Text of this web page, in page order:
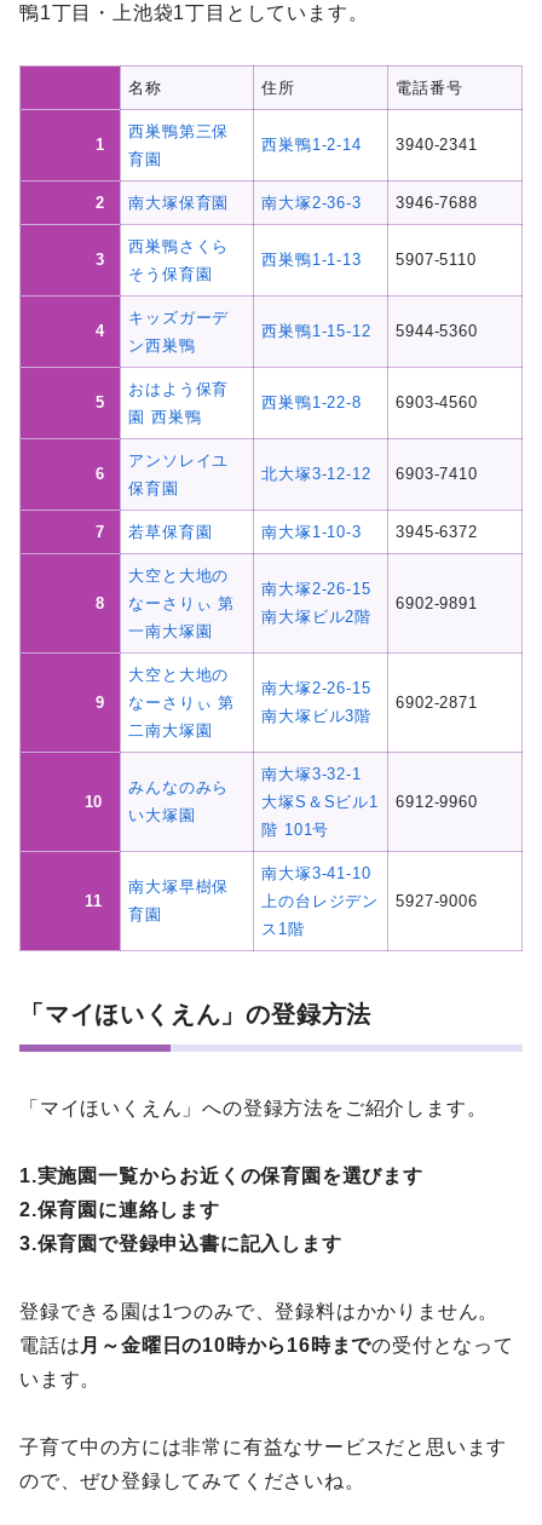
鴨1丁目・上池袋1丁目としています。
名称 住所 電話番号
1
西巣鴨第三保
育園
西巣鴨1-2-14 3940-2341
2 南大塚保育園 南大塚2-36-3 3946-7688
3
西巣鴨さくら
そう保育園
西巣鴨1-1-13 5907-5110
4
キッズガーデ
ン西巣鴨
西巣鴨1-15-12 5944-5360
5
おはよう保育
園 西巣鴨
西巣鴨1-22-8 6903-4560
6
アンソレイユ
保育園
北大塚3-12-12 6903-7410
7 若草保育園 南大塚1-10-3 3945-6372
8
大空と大地の
なーさりぃ 第
一南大塚園
南大塚2-26-15
南大塚ビル2階
6902-9891
9
大空と大地の
なーさりぃ 第
二南大塚園
南大塚2-26-15
南大塚ビル3階
6902-2871
10
みんなのみら
い大塚園
南大塚3-32-1
大塚S＆Sビル1
階 101号
6912-9960
11
南大塚早樹保
育園
南大塚3-41-10
上の台レジデン
ス1階
5927-9006
「マイほいくえん」の登録方法
「マイほいくえん」への登録方法をご紹介します。
1.実施園一覧からお近くの保育園を選びます
2.保育園に連絡します
3.保育園で登録申込書に記入します
登録できる園は1つのみで、登録料はかかりません。
電話は 月～金曜日の10時から16時までの受付となって
います。
子育て中の方には非常に有益なサービスだと思います
ので、ぜひ登録してみてくださいね。